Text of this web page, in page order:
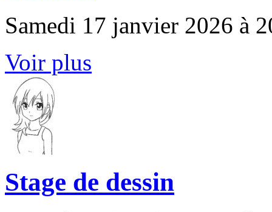
Samedi 17 janvier 2026 à
Voir plus
Stage de dessin